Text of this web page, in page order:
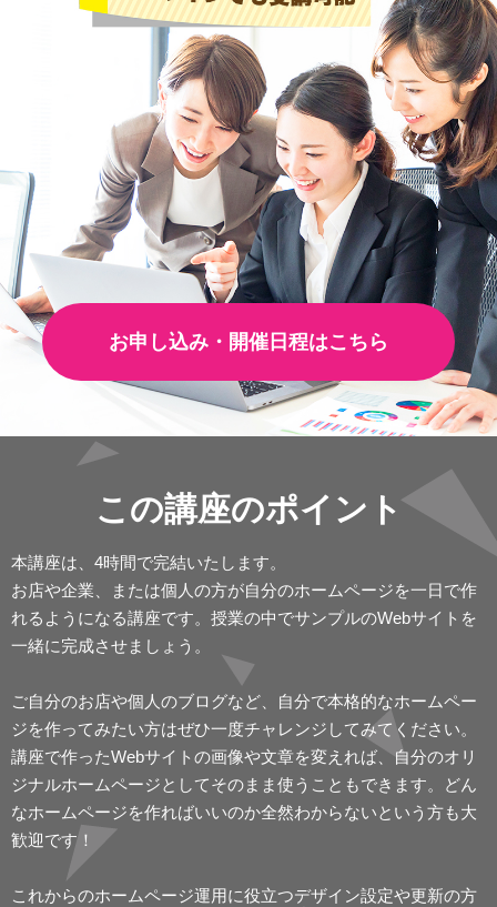
お申し込み・開催日程はこちら
この講座のポイント
本講座は、4時間で完結いたします。
お店や企業、または個人の方が自分のホームページを一日で作
れるようになる講座です。授業の中でサンプルのWebサイトを
一緒に完成させましょう。
ご自分のお店や個人のブログなど、自分で本格的なホームペー
ジを作ってみたい方はぜひ一度チャレンジしてみてください。
講座で作ったWebサイトの画像や文章を変えれば、自分のオリ
ジナルホームページとしてそのまま使うこともできます。どん
なホームページを作ればいいのか全然わからないという方も大
歓迎です！
これからのホームページ運用に役立つデザイン設定や更新の方